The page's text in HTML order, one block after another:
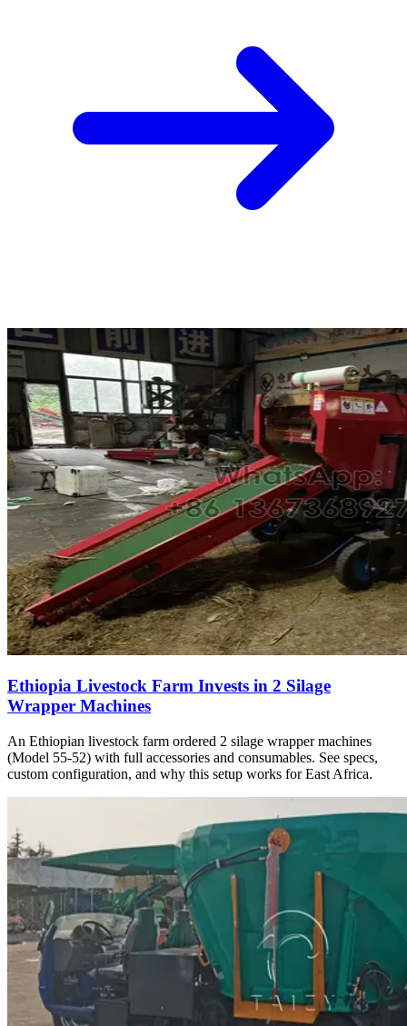
Ethiopia Livestock Farm Invests in 2 Silage
Wrapper Machines
An Ethiopian livestock farm ordered 2 silage wrapper machines
(Model 55-52) with full accessories and consumables. See specs,
custom configuration, and why this setup works for East Africa.